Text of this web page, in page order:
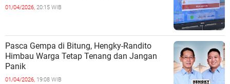
01/04/2026, 20:15 WIB
Pasca Gempa di Bitung, Hengky-Randito
Himbau Warga Tetap Tenang dan Jangan
Panik
01/04/2026, 19:08 WIB